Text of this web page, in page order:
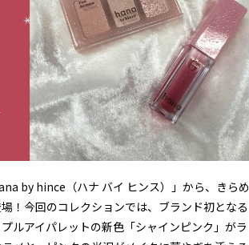
by hince（ハナ バイ ヒンス）」から、きらめ
！今回のコレクションでは、ブランド初となる
ルアイパレットの新色「シャインピンク」がラ